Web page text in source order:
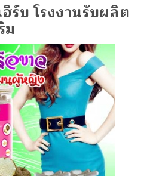
ร์บ โรงงานรับผลิต
ม